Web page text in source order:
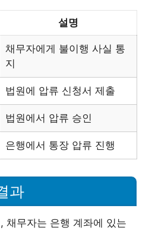
설명
채무자에게 불이행 사실 통
지
법원에 압류 신청서 제출
법원에서 압류 승인
은행에서 통장 압류 진행
과
채무자는 은행 계좌에 있는